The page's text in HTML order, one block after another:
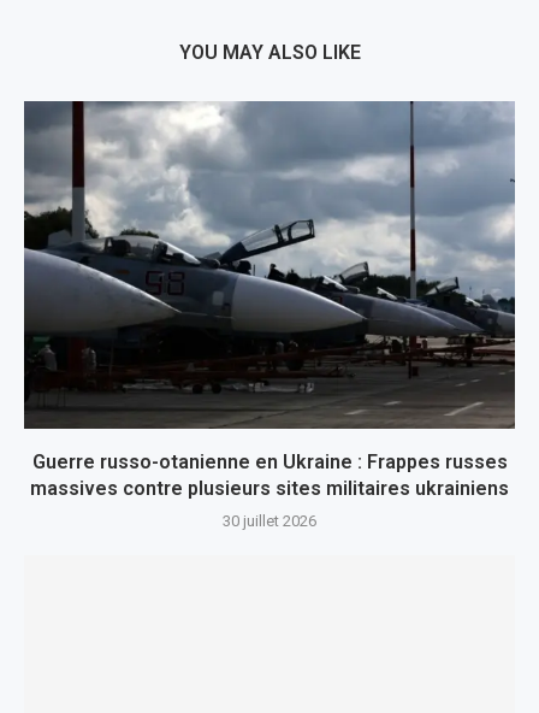
YOU MAY ALSO LIKE
Guerre russo-otanienne en Ukraine : Frappes russes
massives contre plusieurs sites militaires ukrainiens
30 juillet 2026